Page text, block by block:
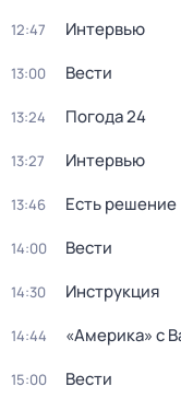
12:47 Интервью
13:00 Вести
13:24 Погода 24
13:27 Интервью
13:46 Есть решение
14:00 Вести
14:30 Инструкция
14:44 «Америка» с
15:00 Вести